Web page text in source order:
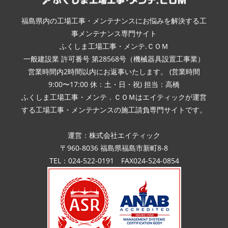
福島県内の工場工事・メンテナンスにお悩みを解決する工
事メンテナンス専門サイト
ふくしま工場工事・メンテ.ＣＯＭ
一般建設業 許可番号 第28568号（機械器具設置工事業）
営業時間内2時間以内にお返事いたします。 (営業時間
9:00〜17:00 休：土・日・祝) 担当：高橋
ふくしま工場工事・メンテ．ＣＯＭはエイティックが運営
する工場工事・メンテナンスの施工請負専門サイトです。
運営：株式会社エイティック
〒960-8036 福島県福島市新町8-8
TEL：024-522-0191 FAX024-524-0854